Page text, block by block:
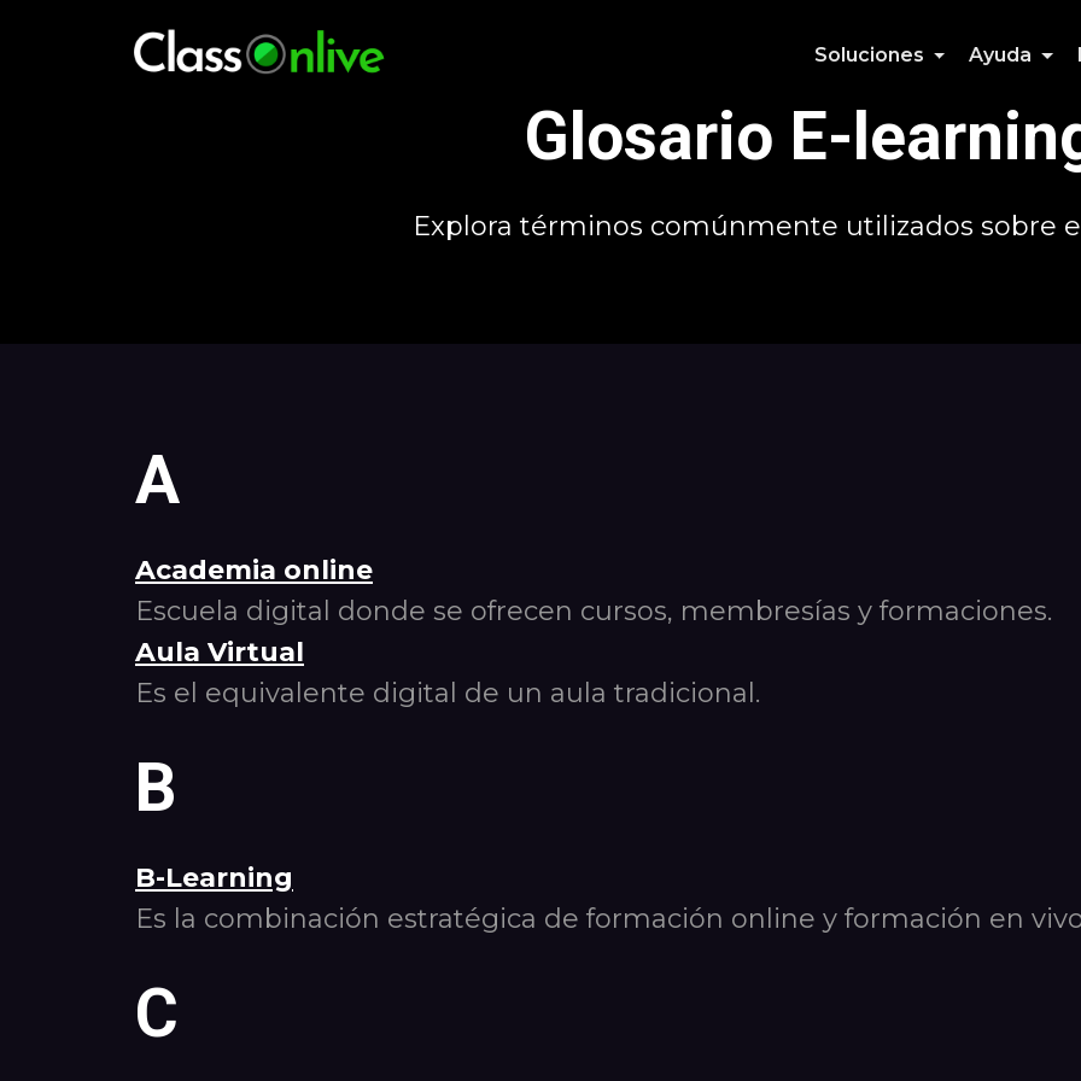
Soluciones Ayuda
Glosario E-
Explora términos comúnmente utilizados sobre
A
Academia online
Escuela digital donde se ofrecen cursos, membresías y formaciones.
Aula Virtual
Es el equivalente digital de un aula tradicional.
B
B-Learning
Es la combinación estratégica de formación online y formación en
C